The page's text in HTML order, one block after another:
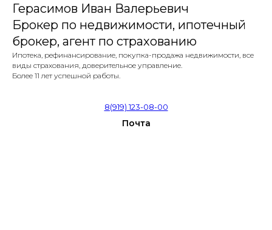
Герасимов Иван Валерьевич
Брокер по недвижимости, ипотечный
брокер, агент по страхованию
Ипотека, рефинансирование, покупка-продажа недвижимости, все
виды страхования, доверительное управление.
Более 11 лет успешной работы.
8(919) 123-08-00
Почта